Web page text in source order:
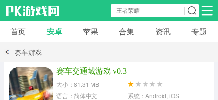
安卓应用 安卓游戏
模拟经营
首页 安卓 苹果 合集 资讯 专题
赛车游戏
赛车交通城游戏 v0.3
大小：81.31 MB
语言：简体中文
系统：Android, iOS